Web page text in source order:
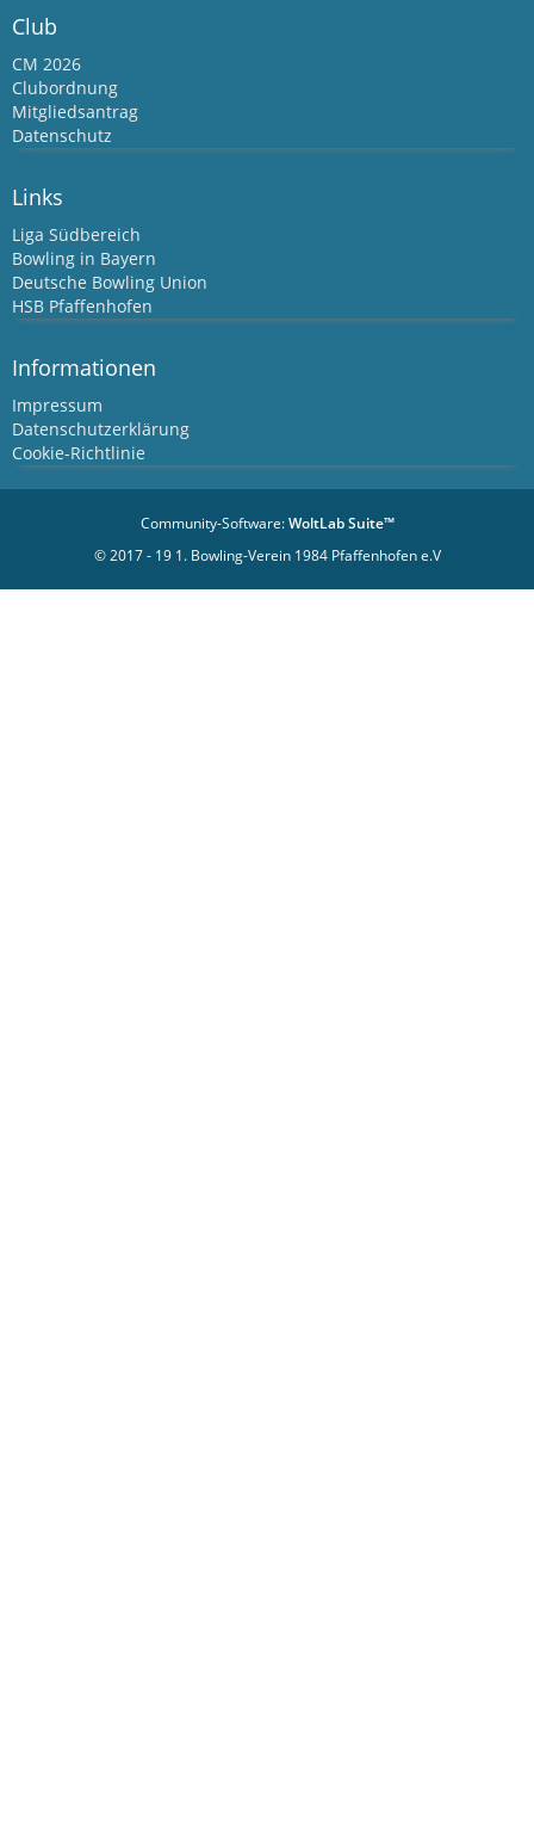
Club
CM 2026
Clubordnung
Mitgliedsantrag
Datenschutz
Links
Liga Südbereich
Bowling in Bayern
Deutsche Bowling Union
HSB Pfaffenhofen
Informationen
Impressum
Datenschutzerklärung
Cookie-Richtlinie
Community-Software:WoltLab Suite™
© 2017 - 19 1. Bowling-Verein 1984 Pfaffenhofen e.V